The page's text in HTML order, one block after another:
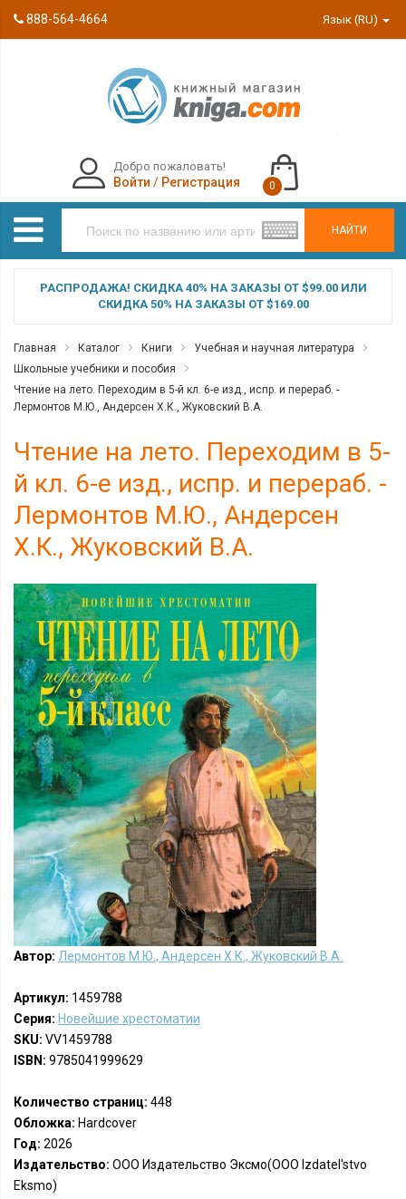
888-564-4664 Язык (RU)
НАЙТИ
Добро пожаловать!
Войти / Регистрация 0
РАСПРОДАЖА! СКИДКА 40% НА ЗАКАЗЫ ОТ $99.00 ИЛИ
СКИДКА 50% НА ЗАКАЗЫ ОТ $169.00
Главная Каталог Книги
Учебная и научная литература
Школьные учебники и пособия
Чтение на лето. Переходим в 5-й кл. 6-е изд., испр. и перераб. -
Лермонтов М.Ю., Андерсен Х.К., Жуковский В.А.
Чтение на лето. Переходим в 5-
й кл. 6-е изд., испр. и перераб. -
Лермонтов М.Ю., Андерсен
Х.К., Жуковский В.А.
Автор: Лермонтов М.Ю., Андерсен Х.К., Жуковский В.А.
Артикул: 1459788
Серия: Новейшие хрестоматии
SKU: VV1459788
ISBN: 9785041999629
Количество страниц: 448
Обложка: Hardcover
Год: 2026
Издательство: ООО Издательство Эксмо(OOO Izdatel'stvo
Eksmo)